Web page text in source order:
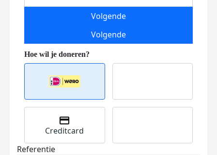
Volgende
Volgende
Creditcard
Referentie